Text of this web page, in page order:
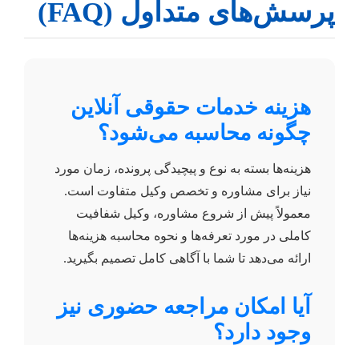
پرسش‌های متداول (FAQ)
هزینه خدمات حقوقی آنلاین
چگونه محاسبه می‌شود؟
هزینه‌ها بسته به نوع و پیچیدگی پرونده، زمان مورد
نیاز برای مشاوره و تخصص وکیل متفاوت است.
معمولاً پیش از شروع مشاوره، وکیل شفافیت
کاملی در مورد تعرفه‌ها و نحوه محاسبه هزینه‌ها
ارائه می‌دهد تا شما با آگاهی کامل تصمیم بگیرید.
آیا امکان مراجعه حضوری نیز
وجود دارد؟